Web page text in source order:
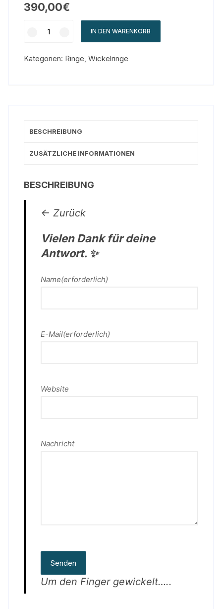
390,00€
IN DEN WARENKORB
Kategorien: Ringe,Wickelringe
BESCHREIBUNG
ZUSÄTZLICHE INFORMATIONEN
BESCHREIBUNG
← Zurück
Vielen Dank für deine
Antwort. ✨
Name(erforderlich)
E-Mail(erforderlich)
Website
Nachricht
Senden
Um den Finger gewickelt…..